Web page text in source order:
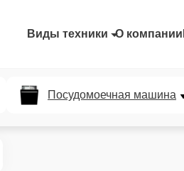
Виды техники О компании
Посудомоечная машина